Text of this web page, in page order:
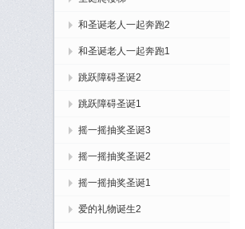
和圣诞老人一起奔跑2
和圣诞老人一起奔跑1
跳跃障碍圣诞2
跳跃障碍圣诞1
摇一摇抽奖圣诞3
摇一摇抽奖圣诞2
摇一摇抽奖圣诞1
爱的礼物诞生2